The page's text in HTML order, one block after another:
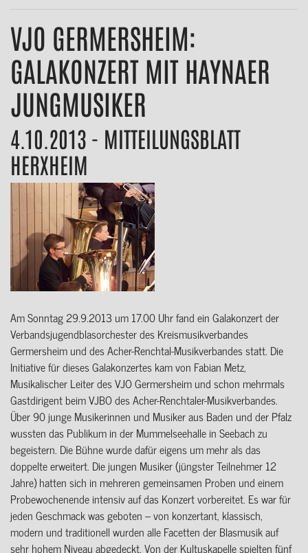
VJO GERMERSHEIM:
GALAKONZERT MIT HAYNAER
JUNGMUSIKER
4.10.2013 - MITTEILUNGSBLATT
HERXHEIM
Am Sonntag 29.9.2013 um 17.00 Uhr fand ein Galakonzert der
Verbandsjugendblasorchester des Kreismusikverbandes
Germersheim und des Acher-Renchtal-Musikverbandes statt. Die
Initiative für dieses Galakonzertes kam von Fabian Metz,
Musikalischer Leiter des VJO Germersheim und schon mehrmals
Gastdirigent beim VJBO des Acher-Renchtaler-Musikverbandes.
Über 90 junge Musikerinnen und Musiker aus Baden und der Pfalz
wussten das Publikum in der Mummelseehalle in Seebach zu
begeistern. Die Bühne wurde dafür eigens um mehr als das
doppelte erweitert. Die jungen Musiker (jüngster Teilnehmer 12
Jahre) hatten sich in mehreren gemeinsamen Proben und einem
Probewochenende intensiv auf das Konzert vorbereitet. Es war für
jeden Geschmack was geboten – von konzertant, klassisch,
modern und traditionell wurden alle Facetten der Blasmusik auf
sehr hohem Niveau abgedeckt. Von der Kultuskapelle spielten fünf